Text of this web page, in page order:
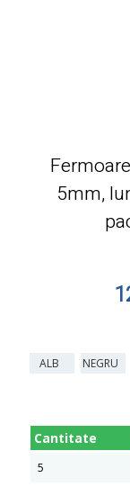
5mm,
ALB NEGRU
Cantitate
5